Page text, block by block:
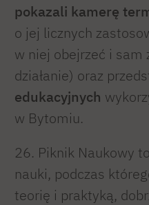
pokazali kamerę
o jej licznych
w niej obejrzeć i sam
działanie) oraz
edukacyjnych
w Bytomiu.
26. Piknik Naukowy
nauki, podczas
teorię i praktyką,